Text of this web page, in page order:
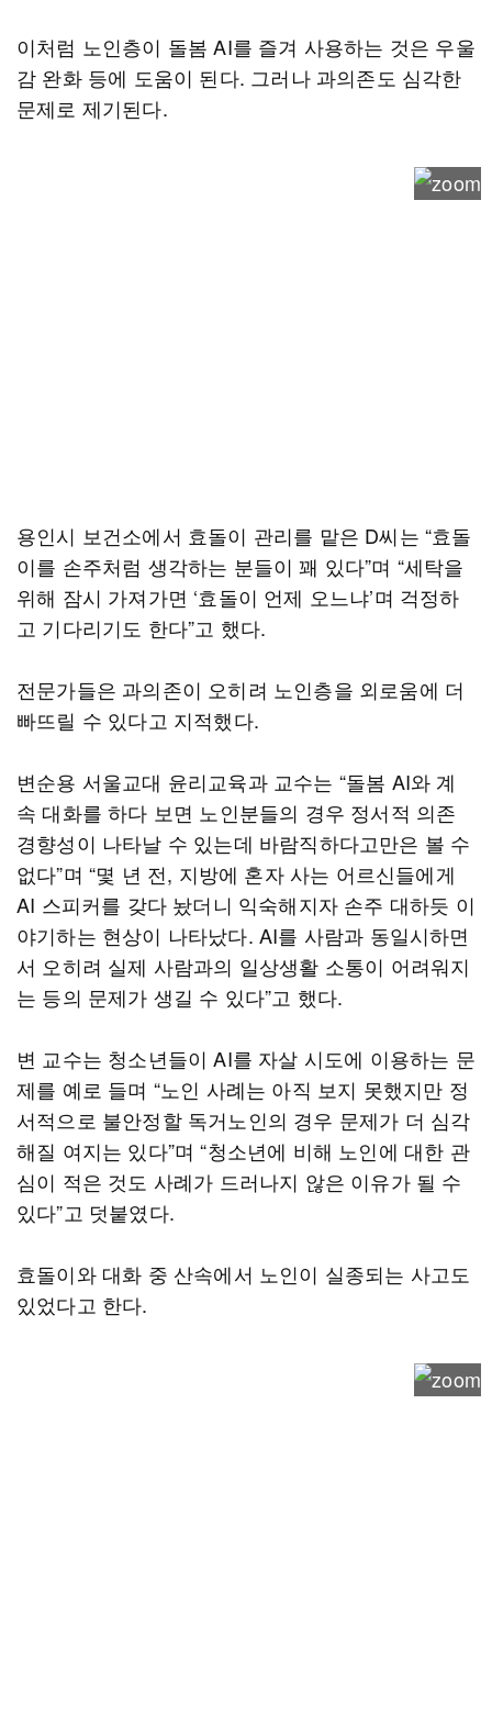
이처럼 노인층이 돌봄 AI를 즐겨 사용하는 것은 우울
감 완화 등에 도움이 된다. 그러나 과의존도 심각한
문제로 제기된다.
용인시 보건소에서 효돌이 관리를 맡은 D씨는 “효돌
이를 손주처럼 생각하는 분들이 꽤 있다”며 “세탁을
위해 잠시 가져가면 ‘효돌이 언제 오느냐’며 걱정하
고 기다리기도 한다”고 했다.
전문가들은 과의존이 오히려 노인층을 외로움에 더
빠뜨릴 수 있다고 지적했다.
변순용 서울교대 윤리교육과 교수는 “돌봄 AI와 계
속 대화를 하다 보면 노인분들의 경우 정서적 의존
경향성이 나타날 수 있는데 바람직하다고만은 볼 수
없다”며 “몇 년 전, 지방에 혼자 사는 어르신들에게
AI 스피커를 갖다 놨더니 익숙해지자 손주 대하듯 이
야기하는 현상이 나타났다. AI를 사람과 동일시하면
서 오히려 실제 사람과의 일상생활 소통이 어려워지
는 등의 문제가 생길 수 있다”고 했다.
변 교수는 청소년들이 AI를 자살 시도에 이용하는 문
제를 예로 들며 “노인 사례는 아직 보지 못했지만 정
서적으로 불안정할 독거노인의 경우 문제가 더 심각
해질 여지는 있다”며 “청소년에 비해 노인에 대한 관
심이 적은 것도 사례가 드러나지 않은 이유가 될 수
있다”고 덧붙였다.
효돌이와 대화 중 산속에서 노인이 실종되는 사고도
있었다고 한다.